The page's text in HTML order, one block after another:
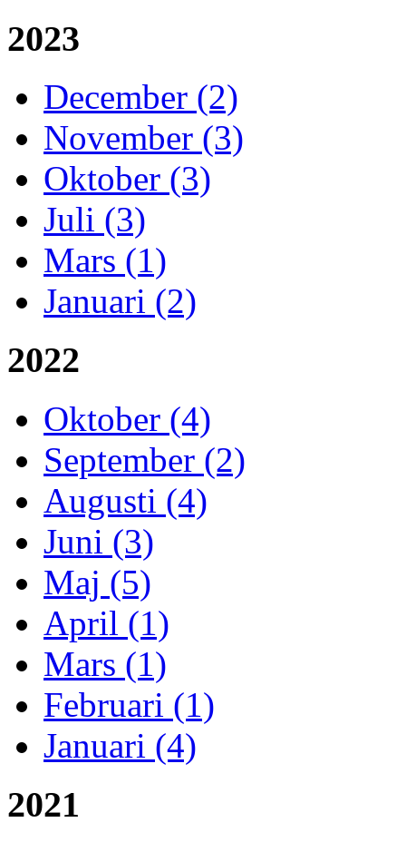
2023
December (2)
November (3)
Oktober (3)
Juli (3)
Mars (1)
Januari (2)
2022
Oktober (4)
September (2)
Augusti (4)
Juni (3)
Maj (5)
April (1)
Mars (1)
Februari (1)
Januari (4)
2021